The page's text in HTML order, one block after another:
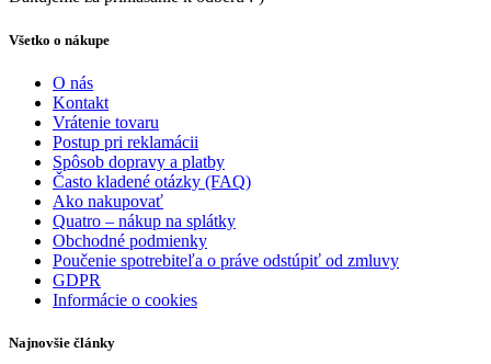
Všetko o nákupe
O nás
Kontakt
Vrátenie tovaru
Postup pri reklamácii
Spôsob dopravy a platby
Často kladené otázky (FAQ)
Ako nakupovať
Quatro – nákup na splátky
Obchodné podmienky
Poučenie spotrebiteľa o práve odstúpiť od zmluvy
GDPR
Informácie o cookies
Najnovšie články